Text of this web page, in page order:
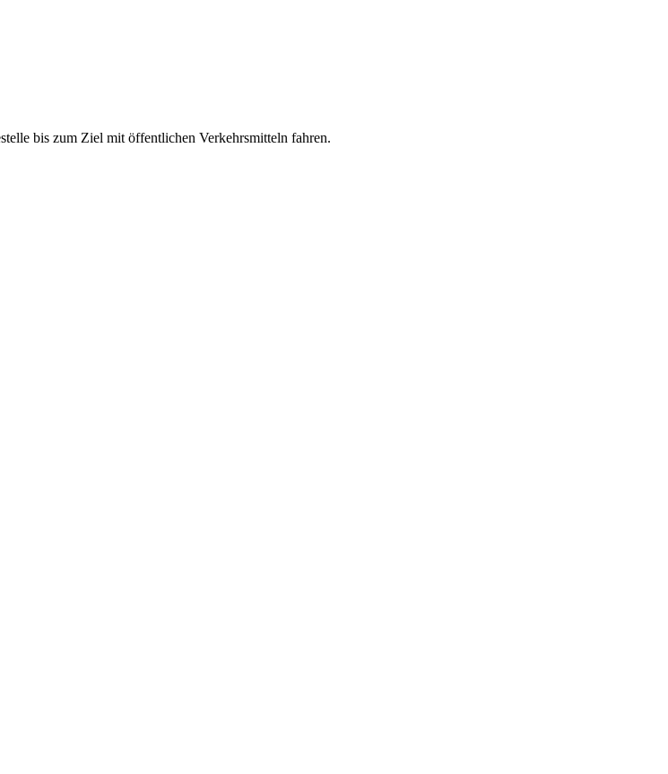
bis zum Ziel mit öffentlichen Verkehrsmitteln fahren.